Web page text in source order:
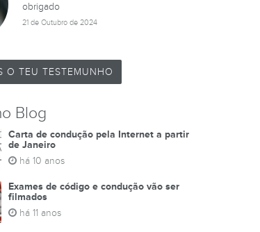
obrigado
21 de Outubro de 2024
O TEU TESTEMUNHO
Blog
Carta de condução pela Internet a partir
de Janeiro
há 10 anos
Exames de código e condução vão ser
filmados
há 11 anos